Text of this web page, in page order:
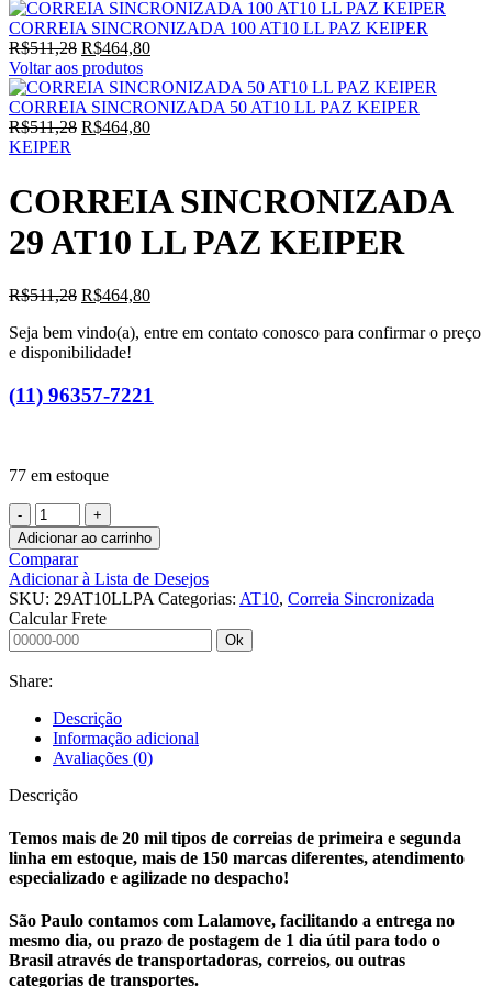
CORREIA SINCRONIZADA 100 AT10 LL PAZ KEIPER
R$511,28 O
preço
original
era:
R$511,28.
R$464,80O
atual
é:
R$464,80.
Voltar aos produtos
CORREIA SINCRONIZADA 50 AT10 LL PAZ KEIPER
R$511,28 O
era:
R$511,28.
R$464,80O
é:
R$464,80.
KEIPER
CORREIA SINCRONIZADA
29 AT10 LL PAZ KEIPER
R$511,28 O
original
era:
R$464,80O
atual
Seja bem vindo(a), entre em contato conosco para confirmar o preço
e disponibilidade!
(11) 96357-7221
77 em estoque
CORREIA
SINCRONIZADA
29
AT10
LL
PAZ
KEIPER
quantidade
Adicionar ao carrinho
Comparar
Adicionar à Lista de Desejos
SKU: 29AT10LLPA Categorias: AT10, Correia Sincronizada
Calcular Frete
Ok
Share:
Descrição
Informação adicional
Avaliações (0)
Descrição
Temos mais de 20 mil tipos de correias de primeira e segunda
linha em estoque, mais de 150 marcas diferentes, atendimento
especializado e agilizade no despacho!
São Paulo contamos com Lalamove, facilitando a entrega no
mesmo dia, ou prazo de postagem de 1 dia útil para todo o
Brasil através de transportadoras, correios, ou outras
categorias de transportes.